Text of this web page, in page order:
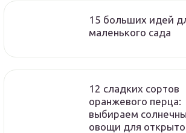
15 больших идей
маленького сада
12 сладких сортов
оранжевого перца:
выбираем
овощи для